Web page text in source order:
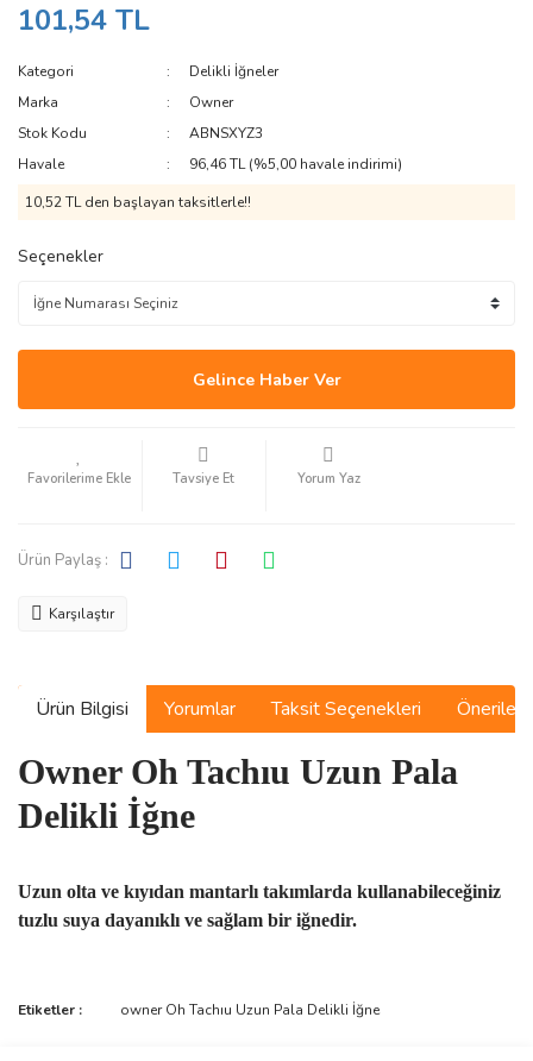
101,54 TL
Kategori
Delikli İğneler
Marka
Owner
Stok Kodu
ABNSXYZ3
Havale
96,46 TL (%5,00 havale indirimi)
10,52 TL den başlayan taksitlerle!!
Seçenekler
Gelince Haber Ver
Tavsiye Et Yorum Yaz
Ürün Paylaş :
Karşılaştır
Ürün Bilgisi Yorumlar Taksit Seçenekleri
Owner Oh Tachıu Uzun Pala
Delikli İğne
Uzun olta ve kıyıdan mantarlı takımlarda kullanabileceğiniz
tuzlu suya dayanıklı ve sağlam bir iğnedir.
Bu ürünün fiyat bilgisi, resim, ürün açıklamalarında ve diğer
Etiketler : owner Oh Tachıu Uzun Pala Delikli İğne